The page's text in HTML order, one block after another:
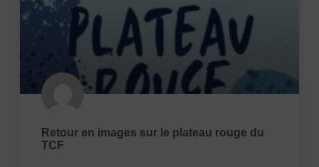
Retour en images sur le plateau rouge du
TCF